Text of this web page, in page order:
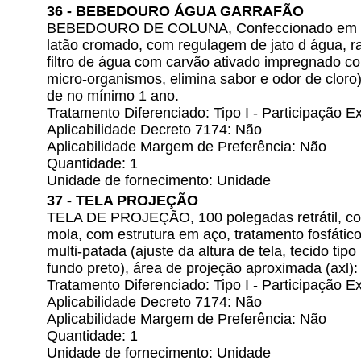
36 - BEBEDOURO ÁGUA GARRAFÃO
BEBEDOURO DE COLUNA, Confeccionado
latão cromado, com regulagem de jato d água,
filtro de água com carvão ativado impregnado
micro-organismos, elimina sabor e odor de
de no mínimo 1 ano.
Tratamento Diferenciado: Tipo I - Participação
Aplicabilidade Decreto 7174: Não
Aplicabilidade Margem de Preferência: Não
Quantidade: 1
Unidade de fornecimento: Unidade
37 - TELA PROJEÇÃO
TELA DE PROJEÇÃO, 100 polegadas retrátil,
mola, com estrutura em aço, tratamento
multi-patada (ajuste da altura de tela, tecido
fundo preto), área de projeção aproximada
Tratamento Diferenciado: Tipo I - Participação
Aplicabilidade Decreto 7174: Não
Aplicabilidade Margem de Preferência: Não
Quantidade: 1
Unidade de fornecimento: Unidade